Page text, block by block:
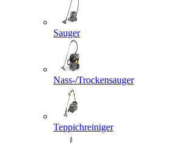
Sauger
Nass-/Trockensauger
Teppichreiniger